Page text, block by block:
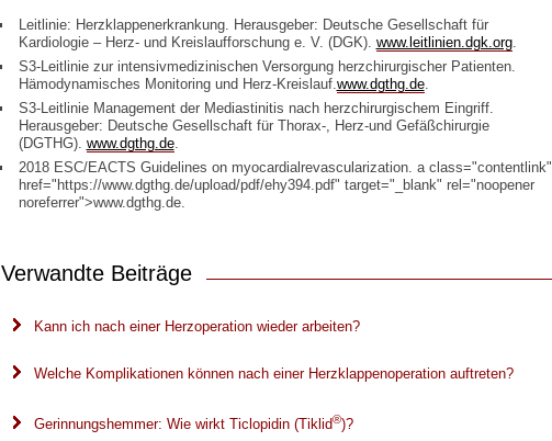
Leitlinie: Herzklappenerkrankung. Herausgeber: Deutsche Gesellschaft für
Kardiologie – Herz- und Kreislaufforschung e. V. (DGK). www.leitlinien.dgk.org.
S3-Leitlinie zur intensivmedizinischen Versorgung herzchirurgischer Patienten.
Hämodynamisches Monitoring und Herz-Kreislauf. www.dgthg.de.
S3-Leitlinie Management der Mediastinitis nach herzchirurgischem Eingriff.
Herausgeber: Deutsche Gesellschaft für Thorax-, Herz-und Gefäßchirurgie
(DGTHG). www.dgthg.de.
2018 ESC/EACTS Guidelines on myocardialrevascularization. a class="contentlink"
href="https://www.dgthg.de/upload/pdf/ehy394.pdf" target="_blank" rel="noopener
noreferrer">www.dgthg.de.
Verwandte Beiträge
Kann ich nach einer Herzoperation wieder arbeiten?
Welche Komplikationen können nach einer Herzklappenoperation auftreten?
Gerinnungshemmer: Wie wirkt Ticlopidin (Tiklid®)?